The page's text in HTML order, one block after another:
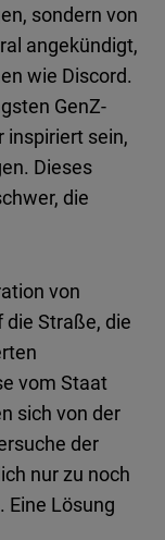
sondern von
angekündigt,
wie Discord.
GenZ-
inspiriert sein,
Dieses
die
von
Straße, die
vom Staat
sich von der
der
nur zu noch
Lösung